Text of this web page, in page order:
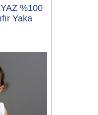
%100
Yaka